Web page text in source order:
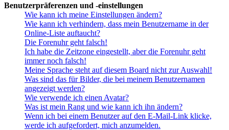
Benutzerpräferenzen und -einstellungen
Wie kann ich meine Einstellungen ändern?
Wie kann ich verhindern, dass mein Benutzername in der
Online-Liste auftaucht?
Die Forenuhr geht falsch!
Ich habe die Zeitzone eingestellt, aber die Forenuhr geht
immer noch falsch!
Meine Sprache steht auf diesem Board nicht zur Auswahl!
Was sind das für Bilder, die bei meinem Benutzernamen
angezeigt werden?
Wie verwende ich einen Avatar?
Was ist mein Rang und wie kann ich ihn ändern?
Wenn ich bei einem Benutzer auf den E-Mail-Link klicke,
werde ich aufgefordert, mich anzumelden.